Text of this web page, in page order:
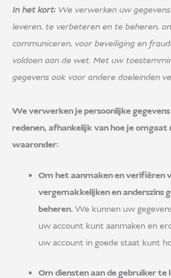
In het kort: We verwerken uw
leveren, te verbeteren en te beheren,
communiceren, voor beveiliging en
voldoen aan de wet. Met uw
gegevens ook voor andere doeleinden
We verwerken je persoonlijke
redenen, afhankelijk van hoe je omgaat
waaronder:
Om het aanmaken en verifiëren
vergemakkelijken en anderszins
beheren. We kunnen uw
uw account kunt aanmaken en
uw account in goede staat kunt
Om diensten aan de gebruiker te